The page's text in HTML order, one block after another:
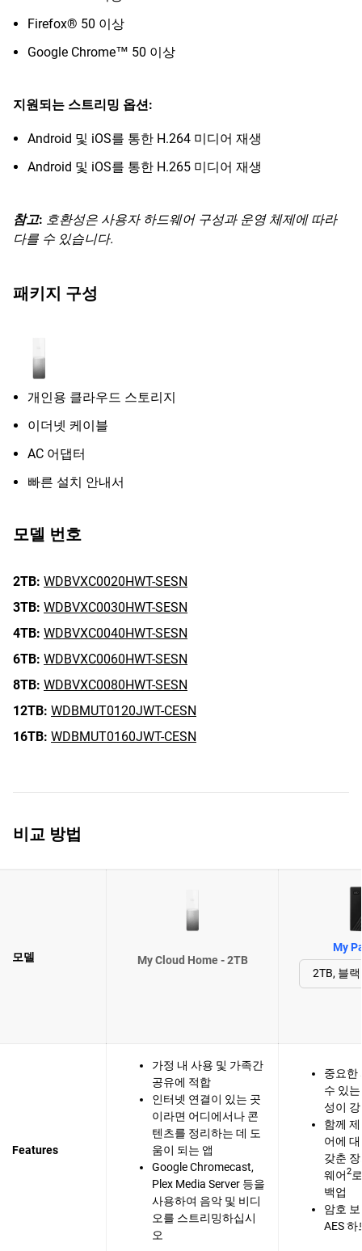
Firefox® 50 이상
Google Chrome™ 50 이상
지원되는 스트리밍 옵션:
Android 및 iOS를 통한 H.264 미디어 재생
Android 및 iOS를 통한 H.265 미디어 재생
참고: 호환성은 사용자 하드웨어 구성과 운영 체제에 따라
다를 수 있습니다.
패키지 구성
개인용 클라우드 스토리지
이더넷 케이블
AC 어댑터
빠른 설치 안내서
모델 번호
2TB: WDBVXC0020HWT-SESN
3TB: WDBVXC0030HWT-SESN
4TB: WDBVXC0040HWT-SESN
6TB: WDBVXC0060HWT-SESN
8TB: WDBVXC0080HWT-SESN
12TB: WDBMUT0120JWT-CESN
16TB: WDBMUT0160JWT-CESN
비교 방법
모델 My Cloud Home - 2TB
My
Features
가정 내 사용 및 가족간
공유에 적합
인터넷 연결이 있는 곳
이라면 어디에서나 콘
텐츠를 정리하는 데 도
움이 되는 앱
Google Chromecast,
Plex Media Server 등을
사용하여 음악 및 비디
오를 스트리밍하십시
오
중요한
수 있
성이
함께
어에
갖춘
웨어2
백업
암호
AES